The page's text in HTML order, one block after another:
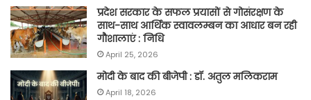
प्रदेश सरकार के सफल प्रयासों से गोसंरक्षण के
साथ-साथ आर्थिक स्वावलम्बन का आधार बन रही
गौशालाएं : निधि
April 25, 2026
मोदी के बाद की बीजेपी : डॉ. अतुल मलिकराम
April 18, 2026